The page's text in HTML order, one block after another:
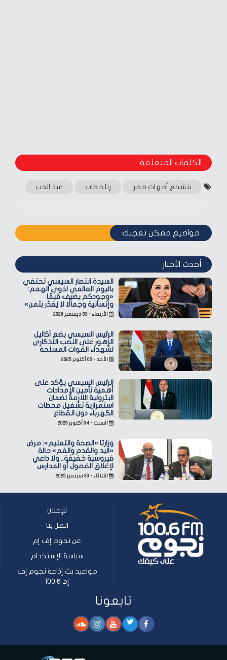
الكلمات المتعلقة‎
بنشجع أمهات مصر رنا خطاب عيد الحب
مواضيع ممكن تعجبك
أحدث الأخبار
السيدة انتصار السيسي تحتفي
باليوم العالمي لذوي الهمم:
«وجودكم يضيف قيمًا
وإنسانية وجمالًا لا يُقدّر بثمن»
الأربعاء - ٠٣ ديسمبر ٢٠٢٥
الرئيس السيسي يضع أكاليل
الزهور على النصب التذكاري
لشهداء القوات المسلحة
الأحد - ٠٥ أكتوبر ٢٠٢٥
الرئيس السيسي يؤكد على
أهمية تأمين الإمدادات
البترولية اللازمة لضمان
استمرارية تشغيل محطات
الكهرباء دون انقطاع
السبت - ٠٤ أكتوبر ٢٠٢٥
وزارتا «الصحة والتعليم»: مرض
«اليد والقدم والفم» حالة
فيروسية خفيفة.. ولا داعي
لإغلاق الفصول أو المدارس
الثلاثاء - ٣٠ سبتمبر ٢٠٢٥
للإعلان
اتصل بنا
عن نجوم إف إم
سياسة الإستخدام
مواعيد بث إذاعة نجوم إف
إم 100.6
تابعونا